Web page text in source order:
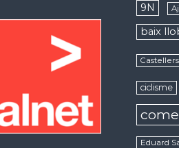
9N
baix
Castellers
ciclisme
Eduard